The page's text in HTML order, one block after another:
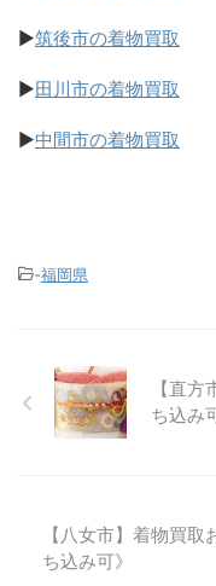
▶筑後市の着物買取
▶田川市の着物買取
▶中間市の着物買取
-福岡県
【直
ち込み
【八女市】着物買
ち込み可》